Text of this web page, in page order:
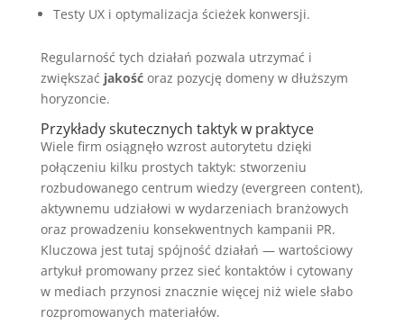
Testy UX i optymalizacja ścieżek konwersji.
Regularność tych działań pozwala utrzymać i
zwiększać jakośćoraz pozycję domeny w dłuższym
horyzoncie.
Przykłady skutecznych taktyk w praktyce
Wiele firm osiągnęło wzrost autorytetu dzięki
połączeniu kilku prostych taktyk: stworzeniu
rozbudowanego centrum wiedzy (evergreen content),
aktywnemu udziałowi w wydarzeniach branżowych
oraz prowadzeniu konsekwentnych kampanii PR.
Kluczowa jest tutaj spójność działań — wartościowy
artykuł promowany przez sieć kontaktów i cytowany
w mediach przynosi znacznie więcej niż wiele słabo
rozpromowanych materiałów.